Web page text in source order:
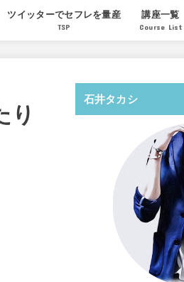
ツイッターでセフレを量産
TSP
講座一覧
Course List
り
石井タカシ